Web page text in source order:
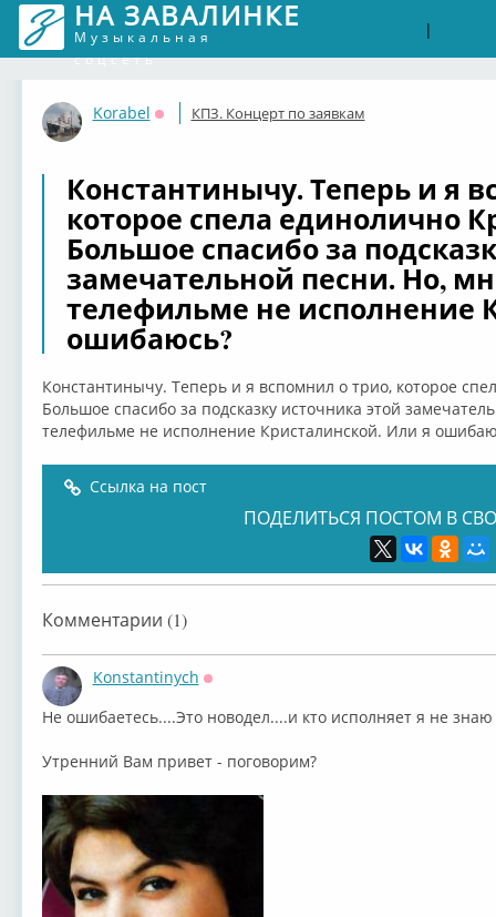
НА ЗАВАЛИНКЕ
Музыкальная
соцсеть
|
Korabel
Оффлайн
КПЗ. Концерт по заявкам
Константинычу. Теперь и я
которое спела единолично
Большое спасибо за
замечательной песни. Но,
телефильме не исполнение
ошибаюсь?
Константинычу. Теперь и я вспомнил о трио, которое
Большое спасибо за подсказку источника этой
телефильме не исполнение Кристалинской. Или я
Ссылка на пост
ПОДЕЛИТЬСЯ ПОСТОМ В
Комментарии (1)
Konstantinych
Не ошибаетесь....Это новодел....и кто исполняет я не знаю
Утренний Вам привет - поговорим?